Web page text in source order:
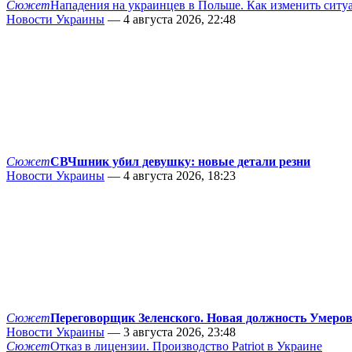
СюжетНападения на украинцев в Польше. Как изменить
Новости Украины — 4 августа 2026, 22:48
СюжетСВЧшник убил девушку: новые детали резни
Новости Украины — 4 августа 2026, 18:23
СюжетПереговорщик Зеленского. Новая должность
Новости Украины — 3 августа 2026, 23:48
СюжетОтказ в лицензии. Производство Patriot в Украине